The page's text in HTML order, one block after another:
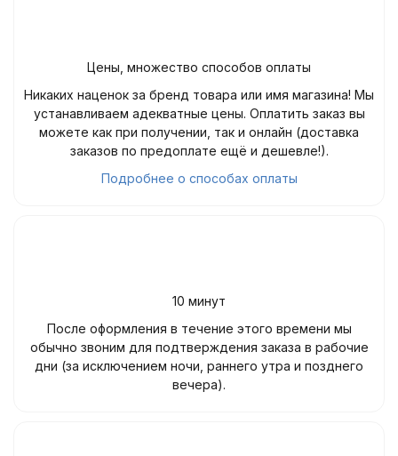
Цены, множество способов оплаты
Никаких наценок за бренд товара или имя магазина! Мы
устанавливаем адекватные цены. Оплатить заказ вы
можете как при получении, так и онлайн (доставка
заказов по предоплате ещё и дешевле!).
Подробнее о способах оплаты
10 минут
После оформления в течение этого времени мы
обычно звоним для подтверждения заказа в рабочие
дни (за исключением ночи, раннего утра и позднего
вечера).